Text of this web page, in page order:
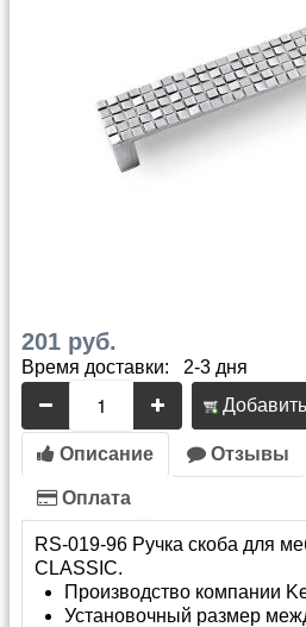
201 руб.
Время доставки: 2-3 дня
Описание Отзывы
Оплата
RS-019-96 Ручка скоба для
CLASSIC.
Производство компании
Установочный размер